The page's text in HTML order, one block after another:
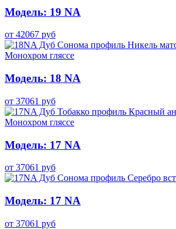
Модель: 19 NA
от 42067 руб
Модель: 18 NA
от 37061 руб
Модель: 17 NA
от 37061 руб
Модель: 17 NA
от 37061 руб